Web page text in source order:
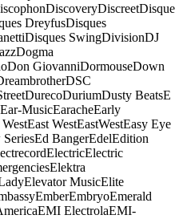
DiscoveryDiscreetDisque
DreyfusDisques
Disques SwingDivisionDJ
Dogma
Don GiovanniDormouseDown
DSC
DurecoDuriumDusty BeatsE
Ear-MusicEaracheEarly
East WestEastWestEasy Eye
Ed BangerEdelEdition
ElectricElectric
Elektra
Elevator MusicElite
EmberEmbryoEmerald
EMI ElectrolaEMI-